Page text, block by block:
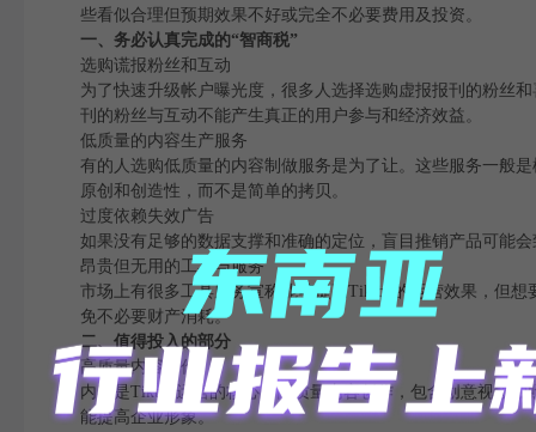
些看似合理但预期效果不好或完全不必要费用及投资。
一、务必认真完成的“智商税”
选购谎报粉丝和互动
为了快速升级帐户曝光度，很多人选择选购虚报报刊的粉丝
刊的粉丝与互动不能产生真正的用户参与和经济效益。
低质量的内容生产服务
有的人选购低质量的内容制做服务是为了让。这些服务一般
原创和创造性，而不是简单的拷贝。
过度依赖失效广告
如果没有足够的数据支撑和准确的定位，盲目推销产品可能
昂贵但无用的工具与服务
市场上有很多工具服务宣称能够提高Tiktok的运营效果，但
免不必要财产消耗。
二、值得投入的部分
高质量内容创作
内容是Tiktok运营的核心。高质量内容创作，包含创意视频
能提高企业形象。